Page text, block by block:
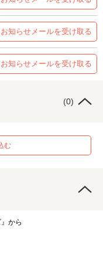
お知らせメールを受け取る
お知らせメールを受け取る
(0)
む
から